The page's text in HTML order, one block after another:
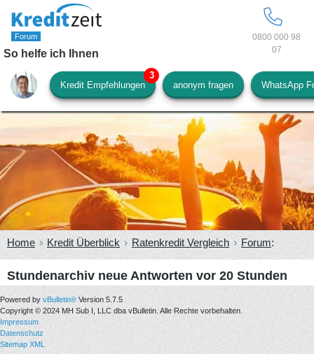
0800 000 98
07
So helfe ich Ihnen
Kredit Empfehlungen anonym fragen WhatsApp
Home Kredit Überblick Ratenkredit Vergleich Forum:
Stundenarchiv neue Antworten vor 20 Stunden
Powered by vBulletin® Version 5.7.5
Copyright © 2024 MH Sub I, LLC dba vBulletin. Alle Rechte vorbehalten.
Impressum
Datenschutz
Sitemap XML